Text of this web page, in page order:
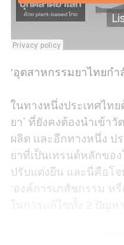
‘อุตสาหกรรมยาไทยกำ
ในทางหนึ่งประเทศไท
ยา’ ที่ยังคงต้องนำเข้า
ผลิต และอีกทางหนึ่ง ป
ยาที่เป็นเทรนด์หลักขอ
ปรับแต่งยีน และนี่คือโ
‘องค์การเภสัชกรรม ห
ในการแก้ไขทั้ง 2 ปัญหา